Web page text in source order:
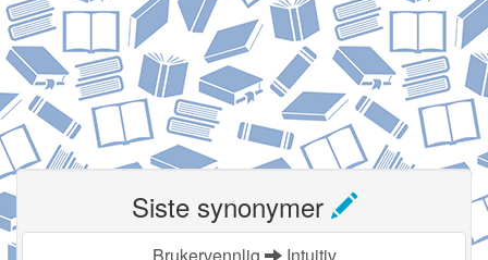
Siste synonymer